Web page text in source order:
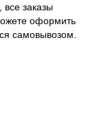
все заказы
оформить
самовывозом.